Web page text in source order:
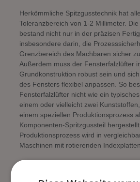
Herkömmliche Spitzgusstechnik hat
Toleranzbereich von 1-2 Millimeter.
bestand nicht nur in der präzisen
insbesondere darin, die
Grenzbereich des Machbaren sicher
Außerdem muss der Fensterfalzlüfter
Grundkonstruktion robust sein und
des Fensters flexibel anpassen. So
Fensterfalzlüfter nicht wie ein
einem oder vielleicht zwei
einem speziellen Produktionsprozess
Komponenten-Spritzgussteil
Produktionsprozess wird in
Maschinen mit rotierenden
Kunststofffließgelenk